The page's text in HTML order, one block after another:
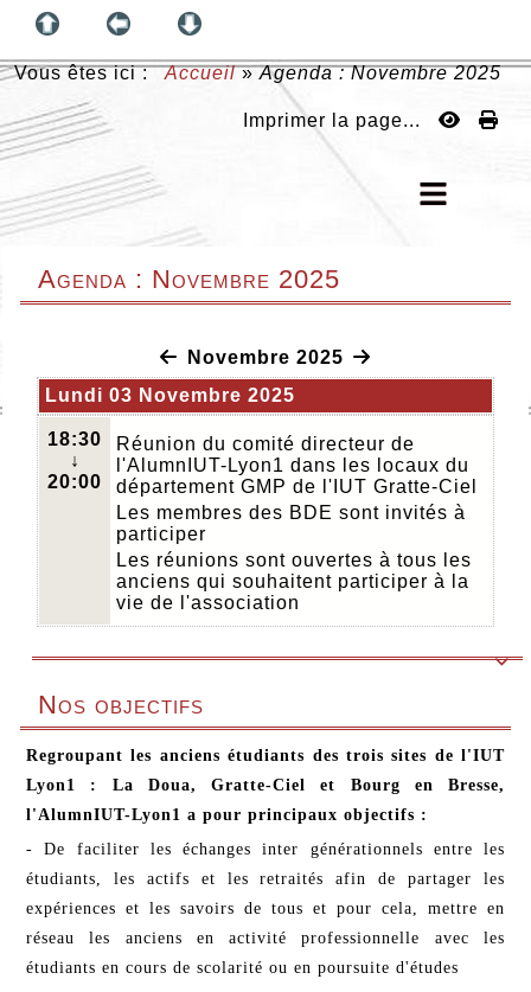
Vous êtes ici :Accueil»Agenda : Novembre 2025
Imprimer la page...
Agenda : Novembre 2025
Novembre 2025
Lundi 03 Novembre 2025
18:30
↓
20:00
Réunion du comité directeur de
l'AlumnIUT-Lyon1 dans les locaux du
département GMP de l'IUT Gratte-Ciel
Les membres des BDE sont invités à
participer
Les réunions sont ouvertes à tous les
anciens qui souhaitent participer à la
vie de l'association

Nos objectifs
Regroupant les anciens étudiants des trois sites de l'IUT
Lyon1 : La Doua, Gratte-Ciel et Bourg en Bresse,
l'AlumnIUT-Lyon1 a pour principaux objectifs :
- De faciliter les échanges inter générationnels entre les
étudiants, les actifs et les retraités afin de partager les
expériences et les savoirs de tous et pour cela, mettre en
réseau les anciens en activité professionnelle avec les
étudiants en cours de scolarité ou en poursuite d'études